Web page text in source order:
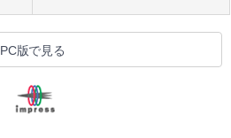
PC版で見る